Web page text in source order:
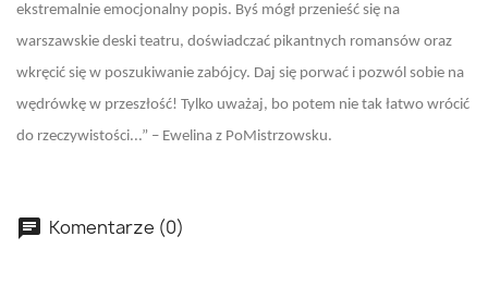
ekstremalnie emocjonalny popis. Byś mógł przenieść się na
warszawskie deski teatru, doświadczać pikantnych romansów oraz
wkręcić się w poszukiwanie zabójcy. Daj się porwać i pozwól sobie na
wędrówkę w przeszłość! Tylko uważaj, bo potem nie tak łatwo wrócić
do rzeczywistości...” – Ewelina z PoMistrzowsku.
Komentarze (0)